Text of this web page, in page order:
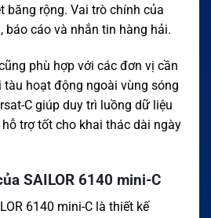
băng rộng. Vai trò chính của
báo cáo và nhắn tin hàng hải.
phù hợp với các đơn vị cần
hoạt động ngoài vùng sóng
C giúp duy trì luồng dữ liệu
trợ tốt cho khai thác dài ngày
SAILOR 6140 mini-C
6140 mini-C là thiết kế